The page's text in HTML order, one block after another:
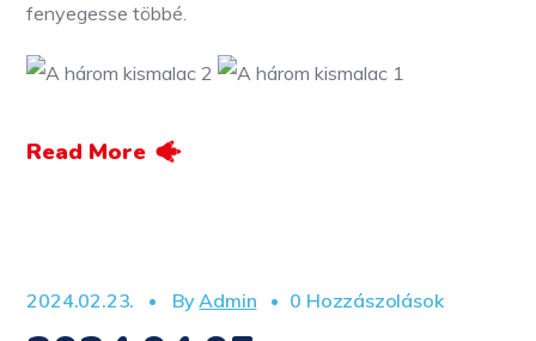
fenyegesse többé.
Read More
2024.02.23. ByAdmin 0 Hozzászolások